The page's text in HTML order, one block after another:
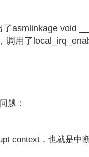
asmlinkage void
调用了
题：
context，也就是中